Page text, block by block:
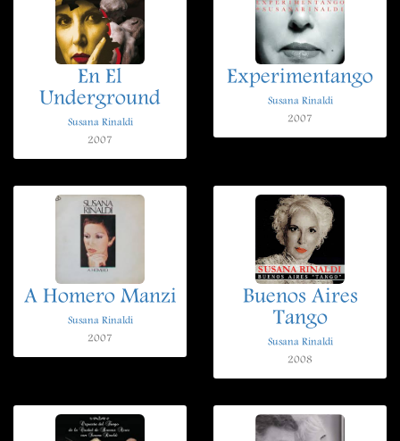
En El
Underground
Susana Rinaldi
2007
Experimentango
Susana Rinaldi
2007
A Homero Manzi
Susana Rinaldi
2007
Buenos Aires
Tango
Susana Rinaldi
2008